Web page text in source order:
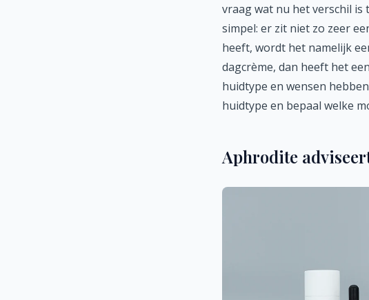
vraag wat nu het verschil is
simpel: er zit niet zo zeer
heeft, wordt het namelijk
dagcrème, dan heeft het
huidtype en wensen
huidtype en bepaal welke
Aphrodite